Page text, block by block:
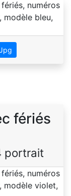
fériés
portrait